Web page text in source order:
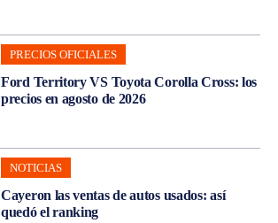
PRECIOS OFICIALES
Ford Territory VS Toyota Corolla Cross: los
precios en agosto de 2026
NOTICIAS
Cayeron las ventas de autos usados: así
quedó el ranking